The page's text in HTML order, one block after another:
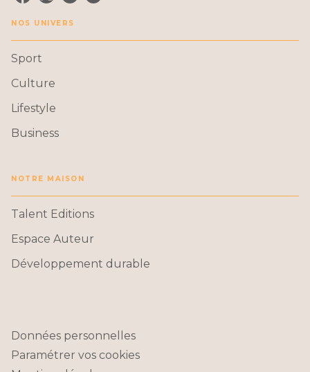
NOS UNIVERS
Sport
Culture
Lifestyle
Business
NOTRE MAISON
Talent Editions
Espace Auteur
Développement durable
Données personnelles
Paramétrer vos cookies